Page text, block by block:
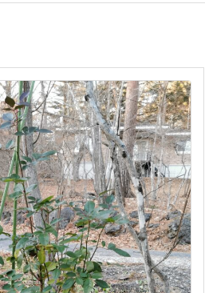
サイド

次へ

検索